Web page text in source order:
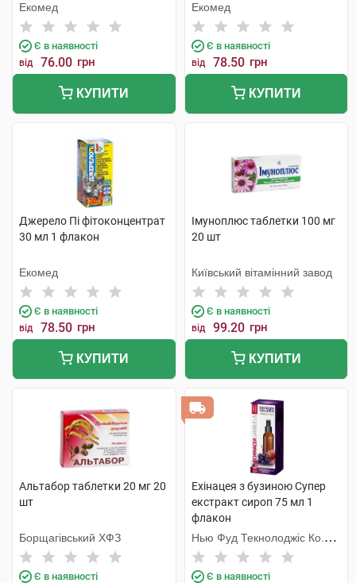
Екомед
Є в наявності
від 76.00 грн
КУПИТИ
Екомед
Є в наявності
від 78.50 грн
КУПИТИ
Джерело Пі фітоконцентрат
30 мл 1 флакон
Екомед
Є в наявності
від 78.50 грн
КУПИТИ
Імуноплюс таблетки 100 мг
20 шт
Київський вітамінний завод
Є в наявності
від 99.20 грн
КУПИТИ
Альтабор таблетки 20 мг 20
шт
Борщагівський ХФЗ
Є в наявності
Ехінацея з бузиною Супер
екстракт сироп 75 мл 1
флакон
Нью Фуд Текнолоджіс Ко.
Лтд
Є в наявності